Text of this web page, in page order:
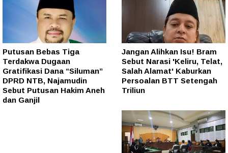
Putusan Bebas Tiga
Terdakwa Dugaan
Gratifikasi Dana “Siluman”
DPRD NTB, Najamudin
Sebut Putusan Hakim Aneh
dan Ganjil
Jangan Alihkan Isu! Bram
Sebut Narasi 'Keliru, Telat,
Salah Alamat' Kaburkan
Persoalan BTT Setengah
Triliun